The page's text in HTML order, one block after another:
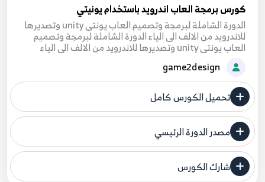
كورس برمجة العاب اندرويد باستخدام يونيتي
الدورة الشاملة لبرمجة وتصميم العاب يونتى unity وتصديرها
للاندرويد من الالف الى الياء الدورة الشاملة لبرمجة وتصميم
العاب يونتى unity وتصديرها للاندرويد من الالف الى الياء
تحميل الكورس كامل
مصدر الدورة الرئيسي
فنحن لا ندعي ملكية أي دورة ولهذا نضع المصدر الأصلي لكم
شارك الكورس